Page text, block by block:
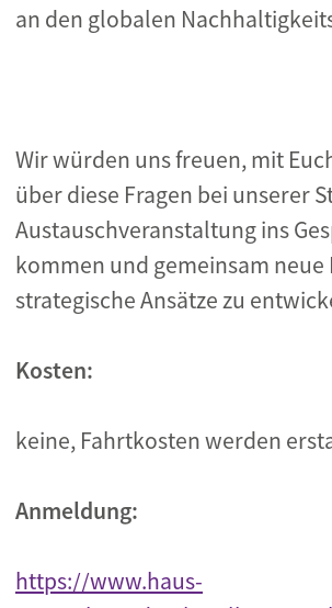
an den globalen
Wir würden uns freuen, mit
über diese Fragen bei unserer
Austauschveranstaltung ins
kommen und gemeinsam neue
strategische Ansätze zu
Kosten:
keine, Fahrtkosten werden
Anmeldung:
https://www.haus-